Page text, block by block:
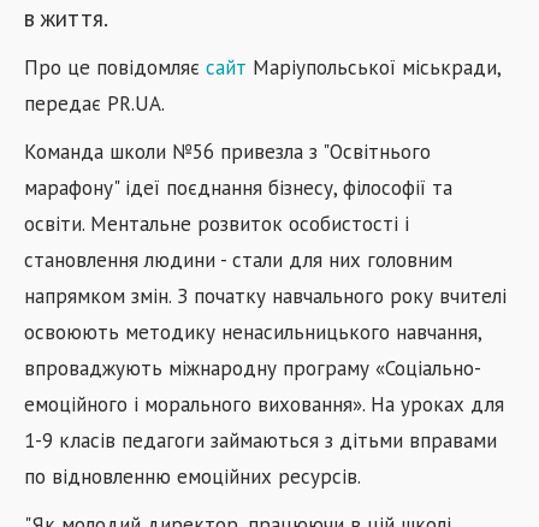
в життя.
Про це повідомляє сайт Маріупольської міськради,
передає PR.UA.
Команда школи №56 привезла з "Освітнього
марафону" ідеї поєднання бізнесу, філософії та
освіти. Ментальне розвиток особистості і
становлення людини - стали для них головним
напрямком змін. З початку навчального року вчителі
освоюють методику ненасильницького навчання,
впроваджують міжнародну програму «Соціально-
емоційного і морального виховання». На уроках для
1-9 класів педагоги займаються з дітьми вправами
по відновленню емоційних ресурсів.